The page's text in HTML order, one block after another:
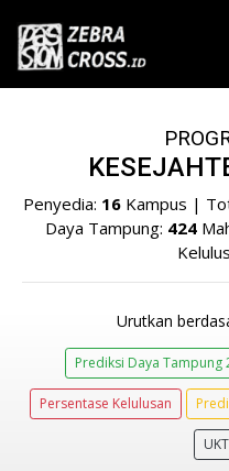
Penyedia: 16 Kampus |
Daya Tampung: 424
Urutkan
Prediksi Daya Tampung
Persentase Kelulusan